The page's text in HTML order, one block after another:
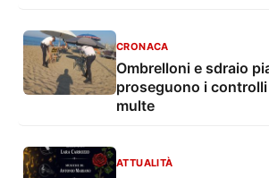
CRONACA
Ombrelloni e sdraio
proseguono i
multe
ATTUALITÀ